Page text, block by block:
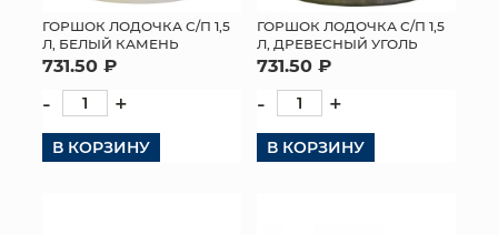
ГОРШОК ЛОДОЧКА С/П 1,5
Л, БЕЛЫЙ КАМЕНЬ
731.50 ₽
- +
В КОРЗИНУ
ГОРШОК ЛОДОЧКА С/П 1,5
Л, ДРЕВЕСНЫЙ УГОЛЬ
731.50 ₽
- +
В КОРЗИНУ